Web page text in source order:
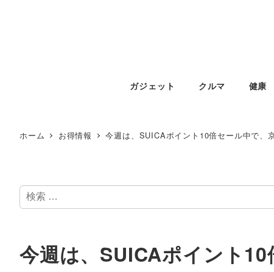
ガジェット クルマ 健康
ホーム お得情報 今週は、SUICAポイント10倍セール中で、
検
索
今週は、SUICAポイント